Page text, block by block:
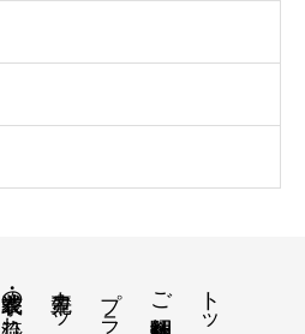
トップ
ご紹介神社仏閣
プラン
衣装・挙式の流れ